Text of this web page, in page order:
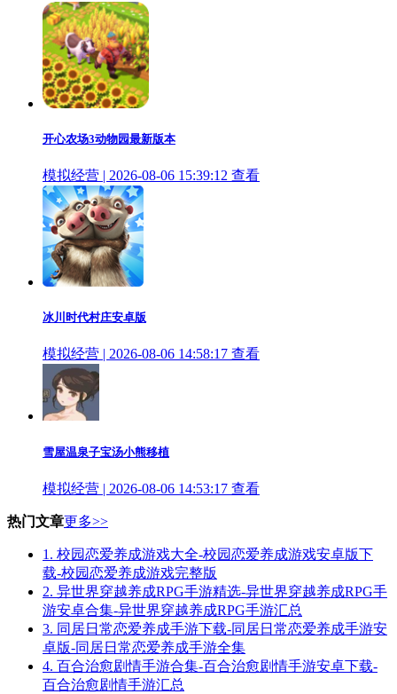
开心农场3动物园最新版本
模拟经营 | 2026-08-06 15:39:12 查看
冰川时代村庄安卓版
模拟经营 | 2026-08-06 14:58:17 查看
雪屋温泉子宝汤小熊移植
模拟经营 | 2026-08-06 14:53:17 查看
热门文章更多>>
1. 校园恋爱养成游戏大全-校园恋爱养成游戏安卓版下
载-校园恋爱养成游戏完整版
2. 异世界穿越养成RPG手游精选-异世界穿越养成RPG手
游安卓合集-异世界穿越养成RPG手游汇总
3. 同居日常恋爱养成手游下载-同居日常恋爱养成手游安
卓版-同居日常恋爱养成手游全集
4. 百合治愈剧情手游合集-百合治愈剧情手游安卓下载-
百合治愈剧情手游汇总